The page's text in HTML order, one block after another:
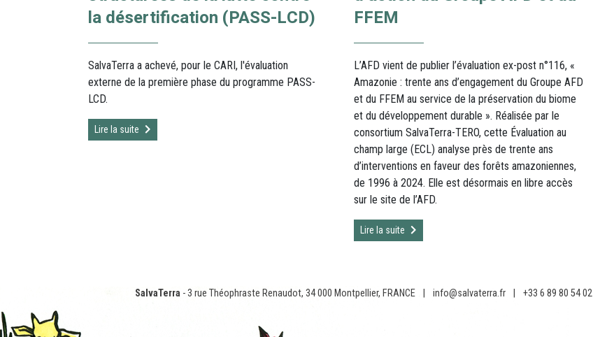
la désertification (PASS-LCD)
SalvaTerra a achevé, pour le CARI, l'évaluation
externe de la première phase du programme PASS-
LCD.
Lire la suite
FFEM
L’AFD vient de publier l’évaluation ex-post n°116, «
Amazonie : trente ans d’engagement du Groupe AFD
et du FFEM au service de la préservation du biome
et du développement durable ». Réalisée par le
consortium SalvaTerra-TERO, cette Évaluation au
champ large (ECL) analyse près de trente ans
d’interventions en faveur des forêts amazoniennes,
de 1996 à 2024. Elle est désormais en libre accès
sur le site de l’AFD.
Lire la suite
SalvaTerra - 3 rue Théophraste Renaudot, 34 000 Montpellier, FRANCE info@salvaterra.fr +33 6 89 80 54 02